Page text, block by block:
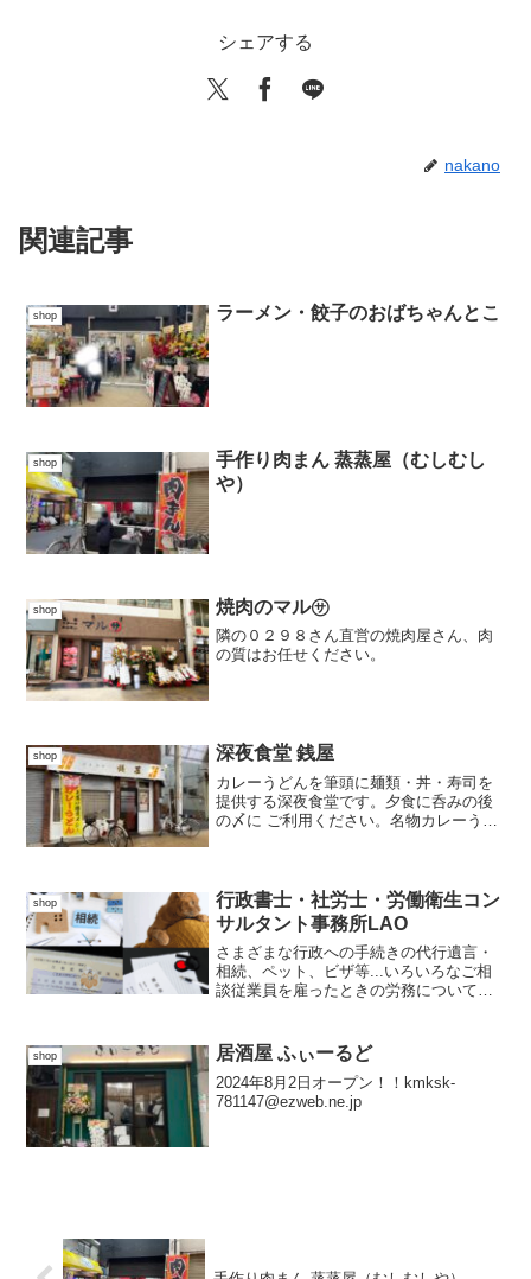
シェアする
nakano
関連記事
shop ラーメン・餃子のおばちゃんとこ
shop
手作り肉まん 蒸蒸屋（むしむし
や）
shop 焼肉のマル㋚
隣の０２９８さん直営の焼肉屋さん、肉
の質はお任せください。
shop 深夜食堂 銭屋
カレーうどんを筆頭に麺類・丼・寿司を
提供する深夜食堂です。夕食に呑みの後
の〆に ご利用ください。名物カレーうど
shop
行政書士・社労士・労働衛生コン
サルタント事務所LAO
さまざまな行政への手続きの代行遺言・
相続、ペット、ビザ等...いろいろなご相
談従業員を雇ったときの労務についての
shop 居酒屋 ふぃーるど
2024年8月2日オープン！！kmksk-
781147@ezweb.ne.jp